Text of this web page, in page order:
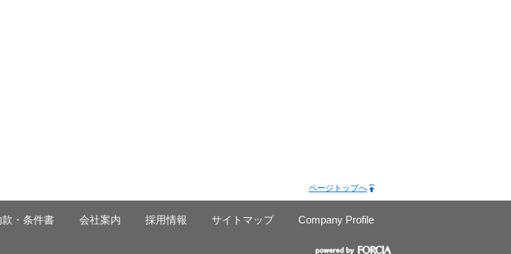
ページトップへ
・条件書 会社案内 採用情報 サイトマップ Company Profile